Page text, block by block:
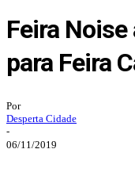
Feira
para Feira
Por
Desperta Cidade
-
06/11/2019